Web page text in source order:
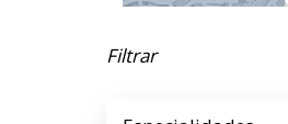
Filtrar